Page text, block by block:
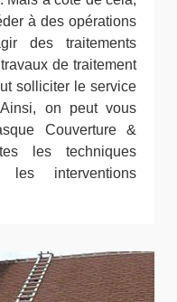
à des opérations
des traitements
de traitement
solliciter le service
on peut vous
Couverture &
les techniques
les interventions